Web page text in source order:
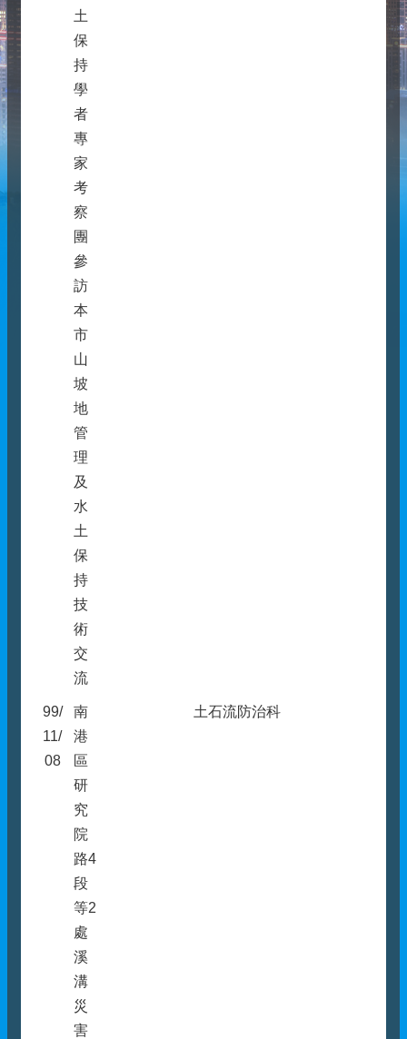
土
保
持
學
者
專
家
考
察
團
參
訪
本
市
山
坡
地
管
理
及
水
土
保
持
技
術
交
流
99/
11/
08
南
港
區
研
究
院
路4
段
等2
處
溪
溝
災
害
土石流防治科